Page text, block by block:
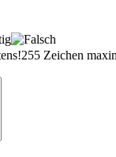
255 Zeichen